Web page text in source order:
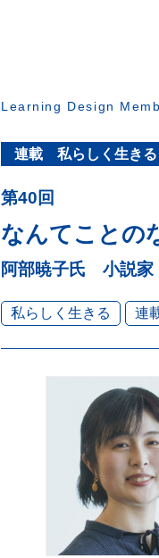
Learning Design
連載 私らしく生きる
第40回
なんてことの
阿部暁子氏 小説家
私らしく生きる 連